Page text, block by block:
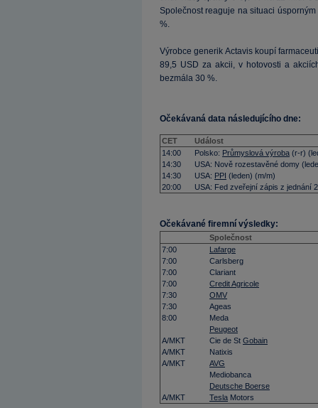
Společnost reaguje na situaci
%.
Výrobce generik Actavis koupí
89,5 USD za akcii, v hotovosti a
bezmála 30 %.
Očekávaná data následujícího dne:
CET
Událost
14:00
Polsko: Průmyslová výroba (r-r)
14:30
USA: Nově rozestavěné domy
14:30
USA: PPI (leden) (m/m)
20:00
USA: Fed zveřejní zápis z jednání
Očekávané firemní výsledky:
Společnost
7:00
Lafarge
7:00
Carlsberg
7:00
Clariant
7:00
Credit Agricole
7:30
OMV
7:30
Ageas
8:00
Meda
Peugeot
A/MKT
Cie de St Gobain
A/MKT
Natixis
A/MKT
AVG
Mediobanca
Deutsche Boerse
A/MKT
Tesla Motors